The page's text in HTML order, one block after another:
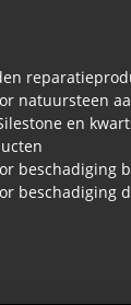
beschadiging